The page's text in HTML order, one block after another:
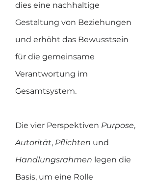
dies eine nachhaltige
Gestaltung von Beziehungen
und erhöht das Bewusstsein
für die gemeinsame
Verantwortung im
Gesamtsystem.
Die vier Perspektiven Purpose,
Autorität, Pflichten und
Handlungsrahmen legen die
Basis, um eine Rolle